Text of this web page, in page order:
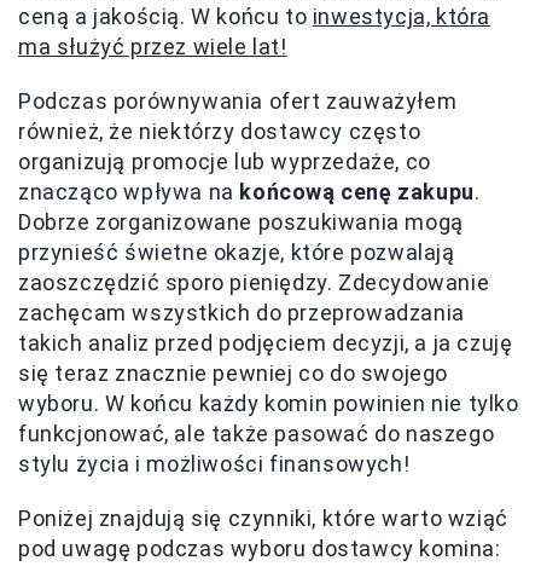
ceną a jakością. W końcu to inwestycja, która
ma służyć przez wiele lat!
Podczas porównywania ofert zauważyłem
również, że niektórzy dostawcy często
organizują promocje lub wyprzedaże, co
znacząco wpływa na końcową cenę zakupu.
Dobrze zorganizowane poszukiwania mogą
przynieść świetne okazje, które pozwalają
zaoszczędzić sporo pieniędzy. Zdecydowanie
zachęcam wszystkich do przeprowadzania
takich analiz przed podjęciem decyzji, a ja czuję
się teraz znacznie pewniej co do swojego
wyboru. W końcu każdy komin powinien nie tylko
funkcjonować, ale także pasować do naszego
stylu życia i możliwości finansowych!
Poniżej znajdują się czynniki, które warto wziąć
pod uwagę podczas wyboru dostawcy komina: